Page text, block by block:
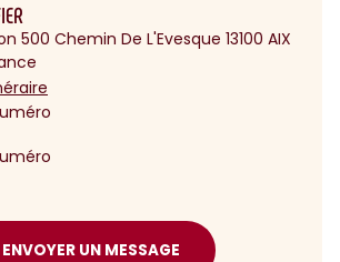
500 Chemin De L'Evesque 13100 AIX
ENVOYER UN MESSAGE